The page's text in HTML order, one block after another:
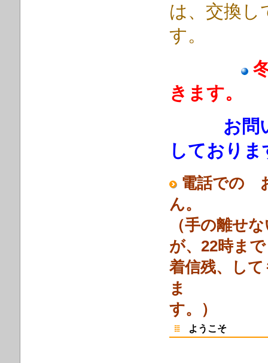
は、交換し
す。
きます。
お問
しておりま
電話での
ん。
（手の離せ
が、22時ま
着信残、し
ま
ようこそ